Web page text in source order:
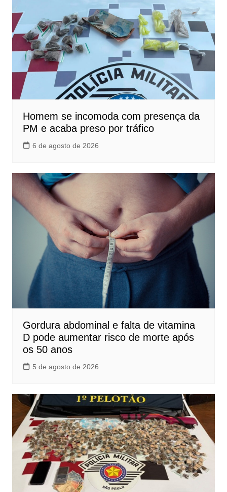
Homem se incomoda com presença da
PM e acaba preso por tráfico
6 de agosto de 2026
Gordura abdominal e falta de vitamina
D pode aumentar risco de morte após
os 50 anos
5 de agosto de 2026